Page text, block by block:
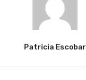
Patricia Escobar